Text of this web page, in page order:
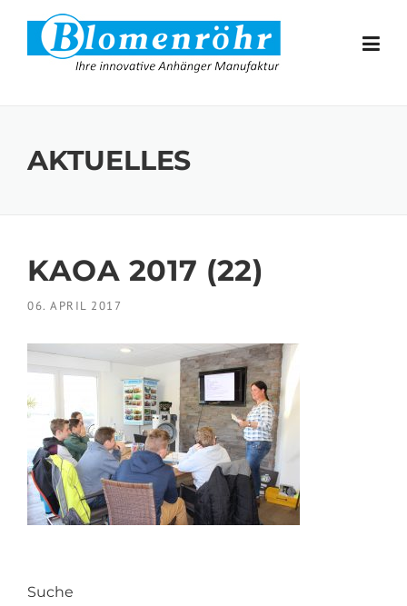
Skip to content
AKTUELLES
KAOA 2017 (22)
06. APRIL 2017
Suche